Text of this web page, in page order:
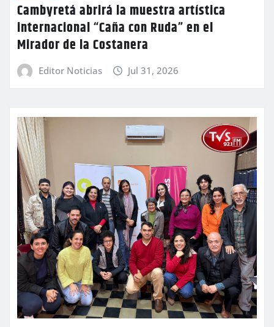
Cambyretá abrirá la muestra artística
internacional “Caña con Ruda” en el
Mirador de la Costanera
Editor Noticias Jul 31, 2026